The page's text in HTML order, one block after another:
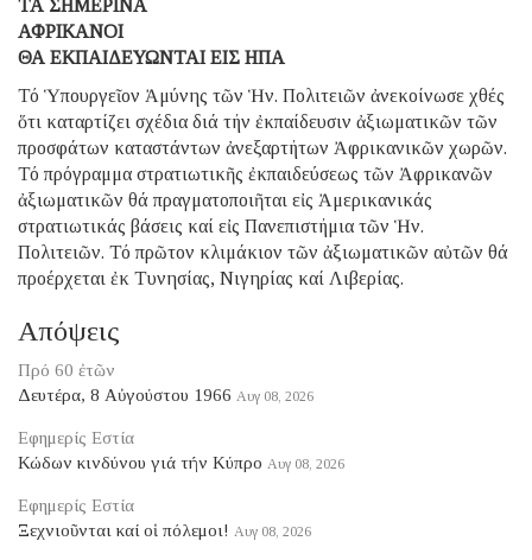
ΤΑ ΣΗΜΕΡΙΝΑ
ΑΦΡΙΚΑΝΟΙ
ΘΑ ΕΚΠΑΙΔΕΥΩΝΤΑΙ ΕΙΣ ΗΠΑ
Τό Ὑπουργεῖον Ἀμύνης τῶν Ἡν. Πολιτειῶν ἀνεκοίνωσε χθές
ὅτι καταρτίζει σχέδια διά τήν ἐκπαίδευσιν ἀξιωματικῶν τῶν
προσφάτων καταστάντων ἀνεξαρτήτων Ἀφρικανικῶν χωρῶν.
Τό πρόγραμμα στρατιωτικῆς ἐκπαιδεύσεως τῶν Ἀφρικανῶν
ἀξιωματικῶν θά πραγματοποιῆται εἰς Ἀμερικανικάς
στρατιωτικάς βάσεις καί εἰς Πανεπιστήμια τῶν Ἡν.
Πολιτειῶν. Τό πρῶτον κλιμάκιον τῶν ἀξιωματικῶν αὐτῶν θά
προέρχεται ἐκ Τυνησίας, Νιγηρίας καί Λιβερίας.
Απόψεις
Πρό 60 ἐτῶν
Δευτέρα, 8 Αὐγούστου 1966 Αυγ 08, 2026
Εφημερίς Εστία
Κώδων κινδύνου γιά τήν Κύπρο Αυγ 08, 2026
Εφημερίς Εστία
Ξεχνιοῦνται καί οἱ πόλεμοι! Αυγ 08, 2026